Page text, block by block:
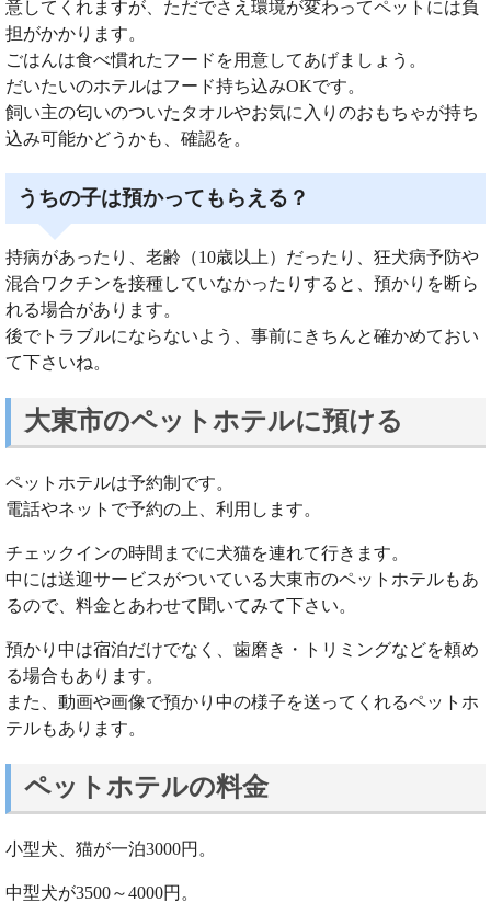
意してくれますが、ただでさえ環境が変わってペットには負
担がかかります。
ごはんは食べ慣れたフードを用意してあげましょう。
だいたいのホテルはフード持ち込みOKです。
飼い主の匂いのついたタオルやお気に入りのおもちゃが持ち
込み可能かどうかも、確認を。
うちの子は預かってもらえる？
持病があったり、老齢（10歳以上）だったり、狂犬病予防や
混合ワクチンを接種していなかったりすると、預かりを断ら
れる場合があります。
後でトラブルにならないよう、事前にきちんと確かめておい
て下さいね。
大東市のペットホテルに預ける
ペットホテルは予約制です。
電話やネットで予約の上、利用します。
チェックインの時間までに犬猫を連れて行きます。
中には送迎サービスがついている大東市のペットホテルもあ
るので、料金とあわせて聞いてみて下さい。
預かり中は宿泊だけでなく、歯磨き・トリミングなどを頼め
る場合もあります。
また、動画や画像で預かり中の様子を送ってくれるペットホ
テルもあります。
ペットホテルの料金
小型犬、猫が一泊3000円。
中型犬が3500～4000円。